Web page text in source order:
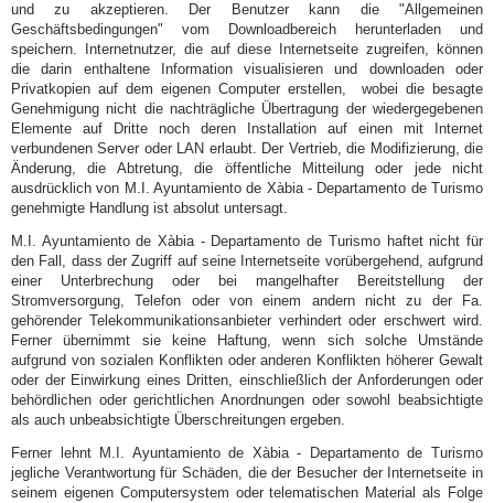
und zu akzeptieren. Der Benutzer kann die "Allgemeinen
Geschäftsbedingungen" vom Downloadbereich herunterladen und
speichern. Internetnutzer, die auf diese Internetseite zugreifen, können
die darin enthaltene Information visualisieren und downloaden oder
Privatkopien auf dem eigenen Computer erstellen, wobei die besagte
Genehmigung nicht die nachträgliche Übertragung der wiedergegebenen
Elemente auf Dritte noch deren Installation auf einen mit Internet
verbundenen Server oder LAN erlaubt. Der Vertrieb, die Modifizierung, die
Änderung, die Abtretung, die öffentliche Mitteilung oder jede nicht
ausdrücklich von M.I. Ayuntamiento de Xàbia - Departamento de Turismo
genehmigte Handlung ist absolut untersagt.
M.I. Ayuntamiento de Xàbia - Departamento de Turismo haftet nicht für
den Fall, dass der Zugriff auf seine Internetseite vorübergehend, aufgrund
einer Unterbrechung oder bei mangelhafter Bereitstellung der
Stromversorgung, Telefon oder von einem andern nicht zu der Fa.
gehörender Telekommunikationsanbieter verhindert oder erschwert wird.
Ferner übernimmt sie keine Haftung, wenn sich solche Umstände
aufgrund von sozialen Konflikten oder anderen Konflikten höherer Gewalt
oder der Einwirkung eines Dritten, einschließlich der Anforderungen oder
behördlichen oder gerichtlichen Anordnungen oder sowohl beabsichtigte
als auch unbeabsichtigte Überschreitungen ergeben.
Ferner lehnt M.I. Ayuntamiento de Xàbia - Departamento de Turismo
jegliche Verantwortung für Schäden, die der Besucher der Internetseite in
seinem eigenen Computersystem oder telematischen Material als Folge